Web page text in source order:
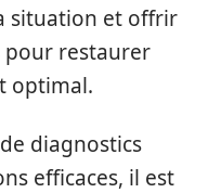
situation et offrir
pour restaurer
optimal.
diagnostics
efficaces, il est